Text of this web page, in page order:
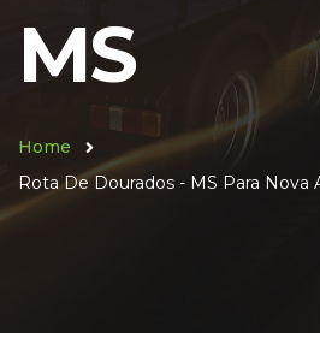
MS
Home
Rota De Dourados - MS Para Nova